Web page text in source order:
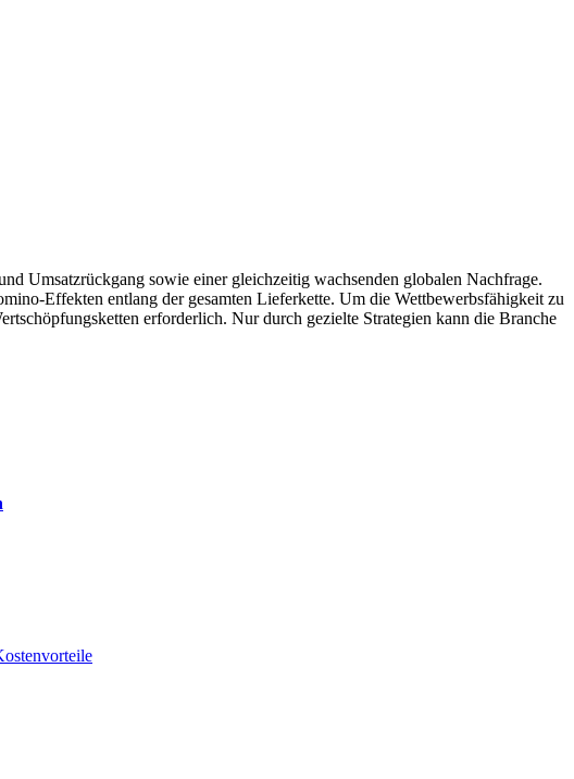
Umsatzrückgang sowie einer gleichzeitig wachsenden globalen Nachfrage.
Effekten entlang der gesamten Lieferkette. Um die Wettbewerbsfähigkeit zu
erforderlich. Nur durch gezielte Strategien kann die Branche